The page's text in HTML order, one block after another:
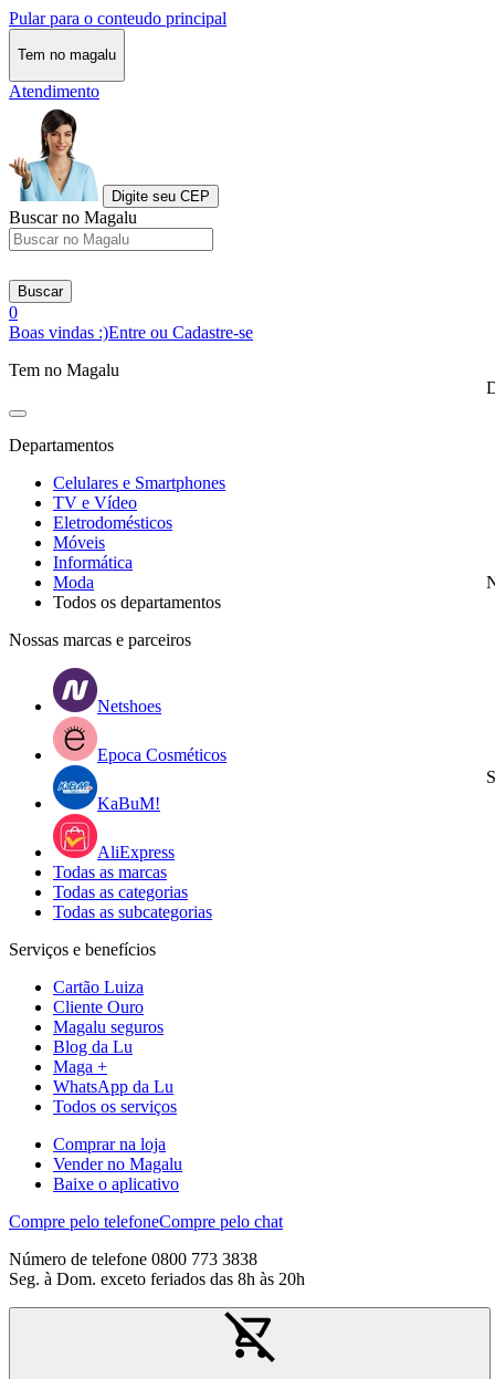
Pular para o conteudo principal
Tem no magalu
Atendimento
Digite seu CEP
Buscar no Magalu
Buscar
0
Boas vindas :)Entre ou Cadastre-se
Tem no Magalu
Departamentos
Celulares e Smartphones
TV e Vídeo
Eletrodomésticos
Móveis
Informática
Moda
Todos os departamentos
Nossas marcas e parceiros
Netshoes
Epoca Cosméticos
KaBuM!
AliExpress
Todas as marcas
Todas as categorias
Todas as subcategorias
Serviços e benefícios
Cartão Luiza
Cliente Ouro
Magalu seguros
Blog da Lu
Maga +
WhatsApp da Lu
Todos os serviços
Comprar na loja
Vender no Magalu
Baixe o aplicativo
Compre pelo telefoneCompre pelo chat
Número de telefone 0800 773 3838
Seg. à Dom. exceto feriados das 8h às 20h